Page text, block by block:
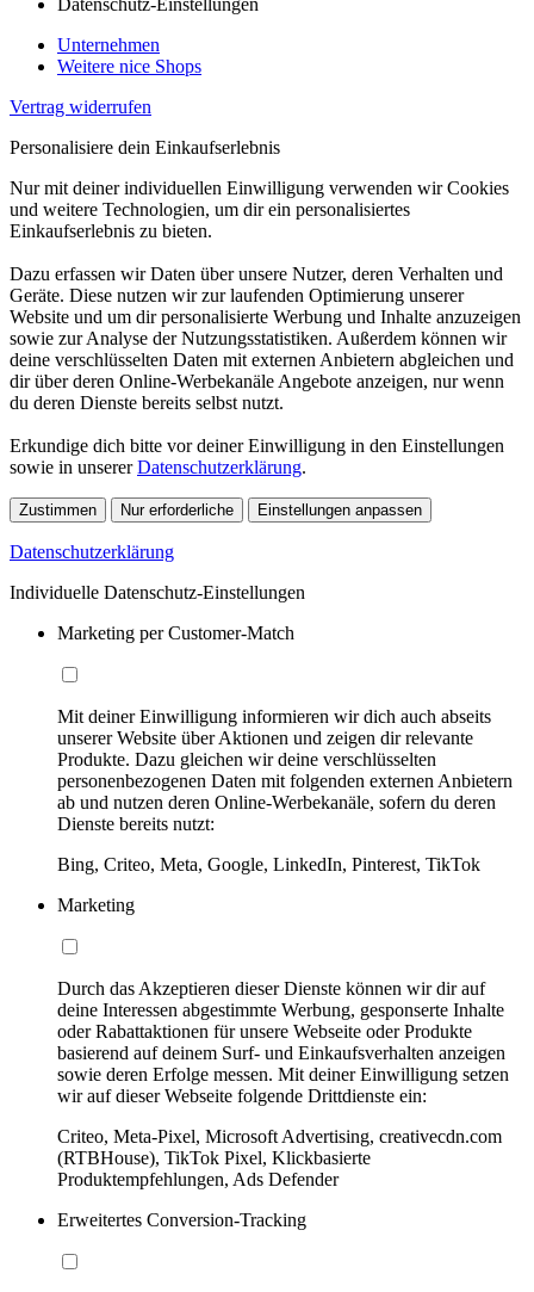
Datenschutz-Einstellungen
Unternehmen
Weitere nice Shops
Vertrag widerrufen
Personalisiere dein Einkaufserlebnis
Nur mit deiner individuellen Einwilligung verwenden wir Cookies
und weitere Technologien, um dir ein personalisiertes
Einkaufserlebnis zu bieten.
Dazu erfassen wir Daten über unsere Nutzer, deren Verhalten und
Geräte. Diese nutzen wir zur laufenden Optimierung unserer
Website und um dir personalisierte Werbung und Inhalte anzuzeigen
sowie zur Analyse der Nutzungsstatistiken. Außerdem können wir
deine verschlüsselten Daten mit externen Anbietern abgleichen und
dir über deren Online-Werbekanäle Angebote anzeigen, nur wenn
du deren Dienste bereits selbst nutzt.
Erkundige dich bitte vor deiner Einwilligung in den Einstellungen
sowie in unsererDatenschutzerklärung.
Zustimmen Nur erforderliche Einstellungen anpassen
Datenschutzerklärung
Individuelle Datenschutz-Einstellungen
Marketing per Customer-Match
Mit deiner Einwilligung informieren wir dich auch abseits
unserer Website über Aktionen und zeigen dir relevante
Produkte. Dazu gleichen wir deine verschlüsselten
personenbezogenen Daten mit folgenden externen Anbietern
ab und nutzen deren Online-Werbekanäle, sofern du deren
Dienste bereits nutzt:
Bing, Criteo, Meta, Google, LinkedIn, Pinterest, TikTok
Marketing
Durch das Akzeptieren dieser Dienste können wir dir auf
deine Interessen abgestimmte Werbung, gesponserte Inhalte
oder Rabattaktionen für unsere Webseite oder Produkte
basierend auf deinem Surf- und Einkaufsverhalten anzeigen
sowie deren Erfolge messen. Mit deiner Einwilligung setzen
wir auf dieser Webseite folgende Drittdienste ein:
Criteo, Meta-Pixel, Microsoft Advertising, creativecdn.com
(RTBHouse), TikTok Pixel, Klickbasierte
Produktempfehlungen, Ads Defender
Erweitertes Conversion-Tracking